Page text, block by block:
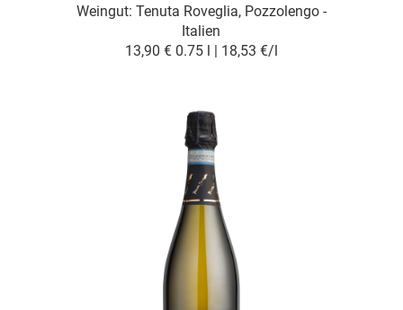
Weingut: Tenuta Roveglia, Pozzolengo -
Italien
13,90 € 0.75 l | 18,53 €/l